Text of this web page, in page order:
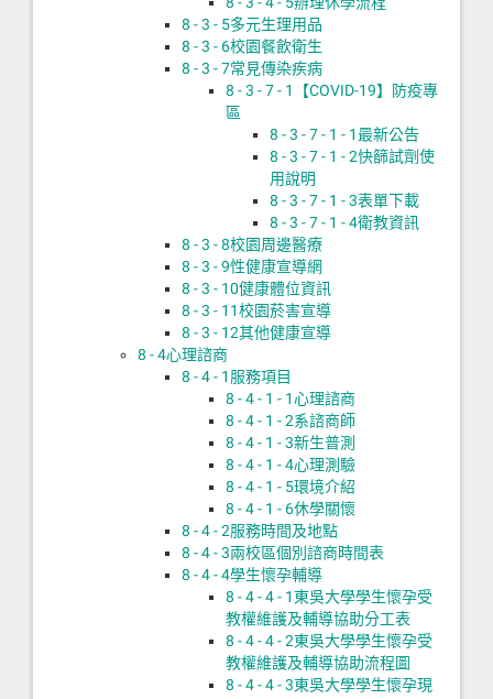
8 - 3 - 5多元生理用品
8 - 3 - 6校園餐飲衛生
8 - 3 - 7常見傳染疾病
8 - 3 - 7 - 1
【COVID-19】防疫專
區
8 - 3 - 7 - 1 - 1最新公告
8 - 3 - 7 - 1 - 2快篩試劑使
用說明
8 - 3 - 7 - 1 - 3表單下載
8 - 3 - 7 - 1 - 4衛教資訊
8 - 3 - 8校園周邊醫療
8 - 3 - 9性健康宣導網
8 - 3 - 10健康體位資訊
8 - 3 - 11校園菸害宣導
8 - 3 - 12其他健康宣導
8 - 4心理諮商
8 - 4 - 1 服務項目
8 - 4 - 1 - 1心理諮商
8 - 4 - 1 - 2系諮商師
8 - 4 - 1 - 3新生普測
8 - 4 - 1 - 4心理測驗
8 - 4 - 1 - 5環境介紹
8 - 4 - 1 - 6休學關懷
8 - 4 - 2服務時間及地點
8 - 4 - 3兩校區個別諮商時間表
8 - 4 - 4學生懷孕輔導
8 - 4 - 4 - 1 東吳大學學生懷孕受
教權維護及輔導協助分工表
8 - 4 - 4 - 2東吳大學學生懷孕受
教權維護及輔導協助流程圖
8 - 4 - 4 - 3東吳大學學生懷孕現